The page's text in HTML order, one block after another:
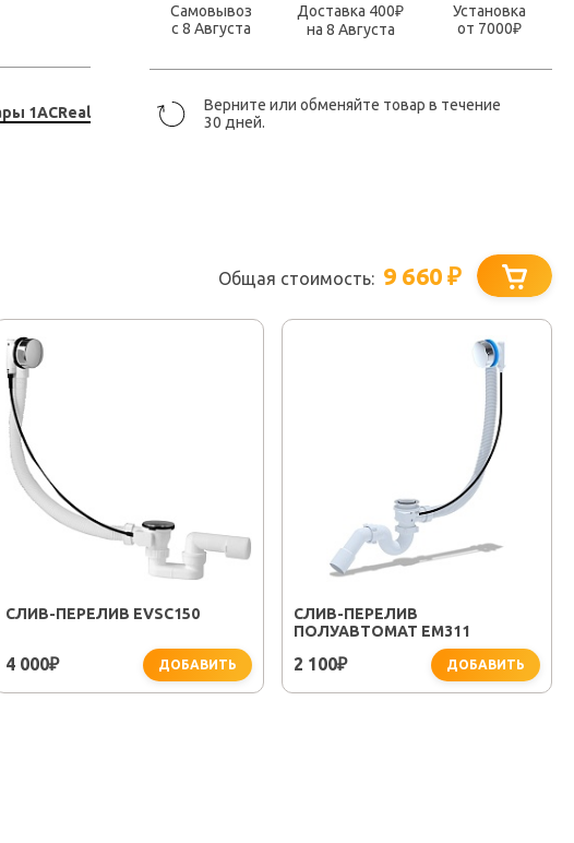
1ACReal
Самовывоз
с 8 Августа
Доставка 400₽
на 8 Августа
Установка
от 7000₽
Верните или обменяйте товар в течение
30 дней.
Общая стоимость: 9 660₽
CЛИВ-ПЕРЕЛИВ EVSC150
4 000₽ ДОБАВИТЬ
CЛИВ-ПЕРЕЛИВ
ПОЛУАВТОМАТ EM311
2 100₽ ДОБАВИТЬ